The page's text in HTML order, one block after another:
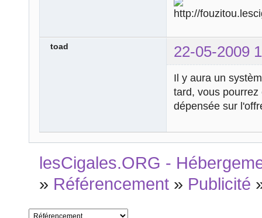
toad 22-05-2009
Il y aura un
tard, vous
dépensée sur
lesCigales.ORG -
» Référencement » Publicité